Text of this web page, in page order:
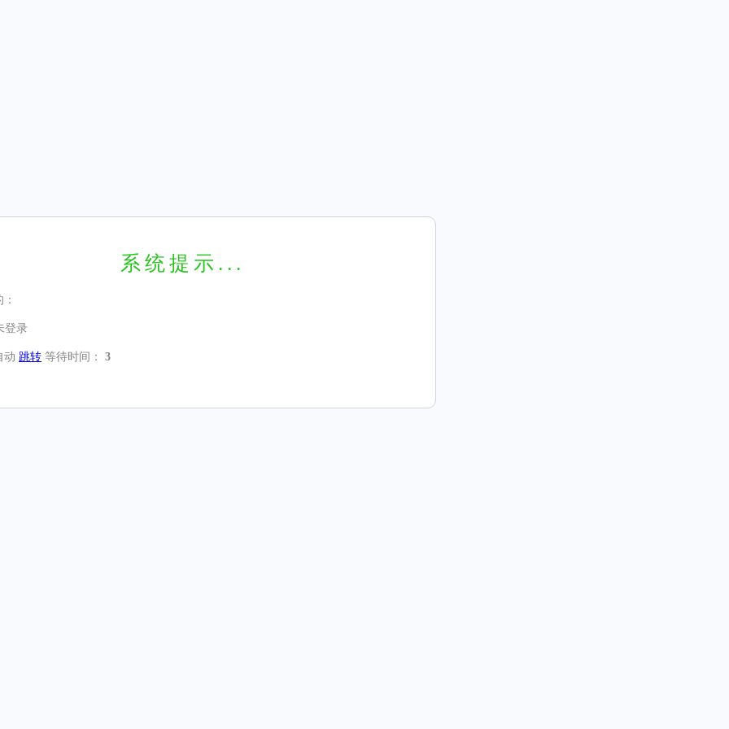
系统提示...
登录
动 跳转 等待时间： 3